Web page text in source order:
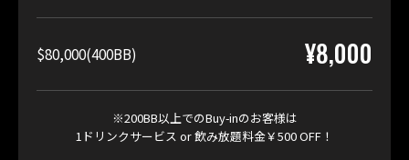
$80,000(400BB) ¥8,000
※200BB以上でのBuy-inのお客様は
1ドリンクサービス or 飲み放題料金￥500 OFF！